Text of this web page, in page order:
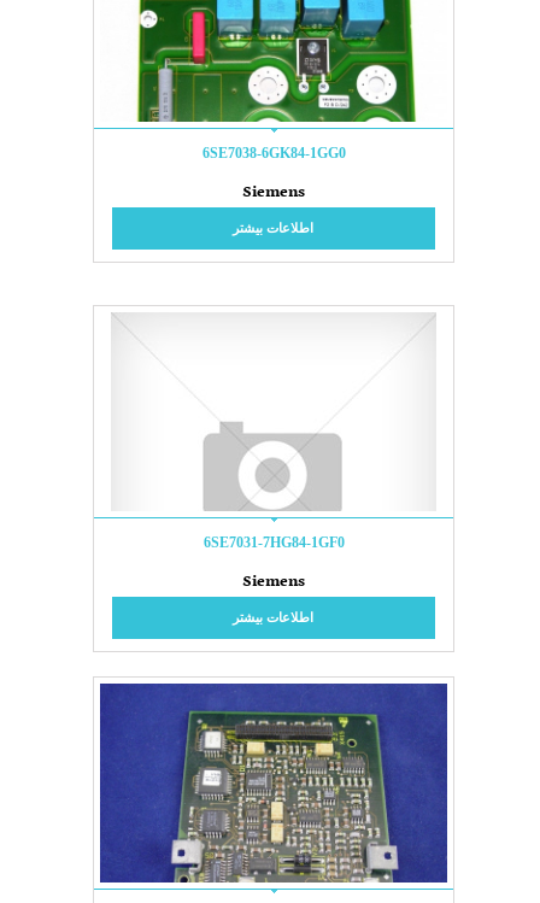
6SE7038-6GK84-1GG0
Siemens
اطلاعات بیشتر
6SE7031-7HG84-1GF0
Siemens
اطلاعات بیشتر